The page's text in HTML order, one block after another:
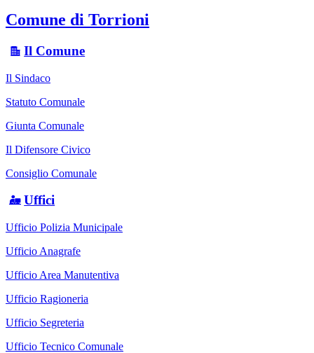
Comune di Torrioni
Il Comune
Il Sindaco
Statuto Comunale
Giunta Comunale
Il Difensore Civico
Consiglio Comunale
Uffici
Ufficio Polizia Municipale
Ufficio Anagrafe
Ufficio Area Manutentiva
Ufficio Ragioneria
Ufficio Segreteria
Ufficio Tecnico Comunale